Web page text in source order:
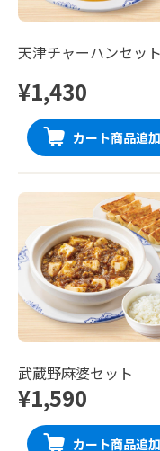
天津チャーハンセット
¥1,430
カート商品追加
武蔵野麻婆セット
¥1,590
カート商品追加